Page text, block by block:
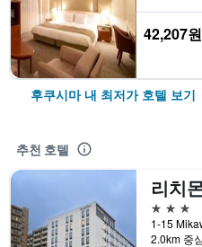
42,207원
후쿠시마 내 최저가 호텔 보기
추천 호텔
3성급
2.0km 중